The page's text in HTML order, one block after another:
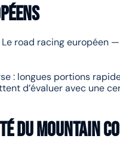
road racing européen —
: longues portions
d’évaluer avec une
du Mountain